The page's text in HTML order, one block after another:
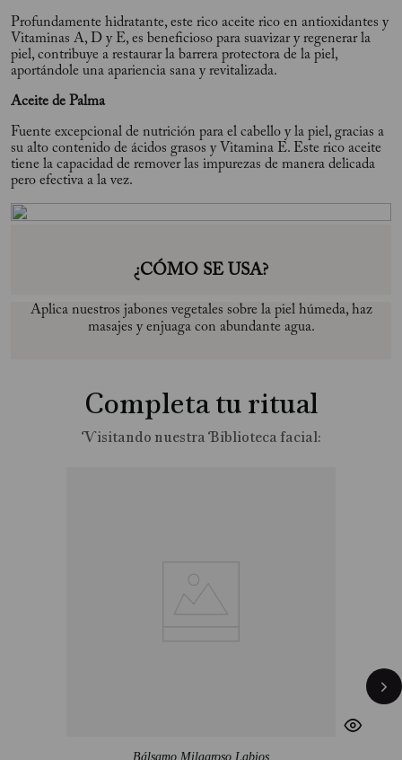
Profundamente hidratante, este rico aceite rico en antioxidantes y
Vitaminas A, D y E, es beneficioso para suavizar y regenerar la
piel, contribuye a restaurar la barrera protectora de la piel,
aportándole una apariencia sana y revitalizada.
Aceite de Palma
Fuente excepcional de nutrición para el cabello y la piel, gracias a
su alto contenido de ácidos grasos y Vitamina E. Este rico aceite
tiene la capacidad de remover las impurezas de manera delicada
pero efectiva a la vez.
¿CÓMO SE USA?
Aplica nuestros jabones vegetales sobre la piel húmeda, haz
masajes y enjuaga con abundante agua.
Completa tu ritual
Bálsamo Milagroso Labios